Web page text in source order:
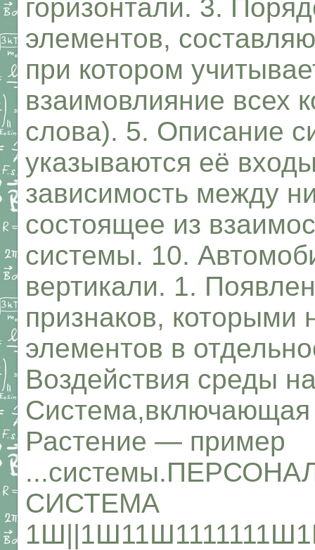
горизонтали. 3.
элементов,
при котором
взаимовлияние всех
слова). 5. Описание
указываются её
зависимость между
состоящее из
системы. 10.
вертикали. 1.
признаков, которыми
элементов в
Воздействия среды
Система,включающая
Растение — пример
СИСТЕМА